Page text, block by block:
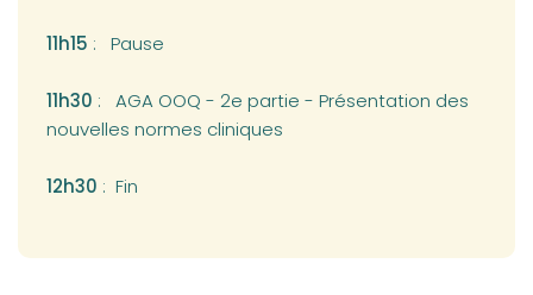
11h15 : Pause
11h30 : AGA OOQ - 2e partie - Présentation des
nouvelles normes cliniques
12h30 : Fin